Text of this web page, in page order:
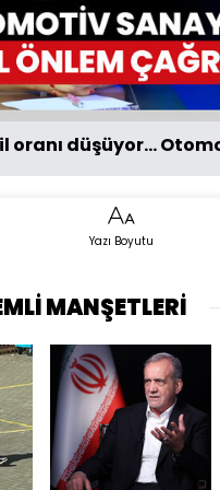
oranı düşüyor...
Yazı Boyutu
MANŞETLERİ